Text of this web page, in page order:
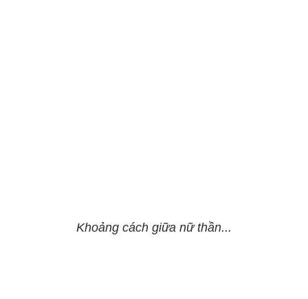
Khoảng cách giữa nữ thần...